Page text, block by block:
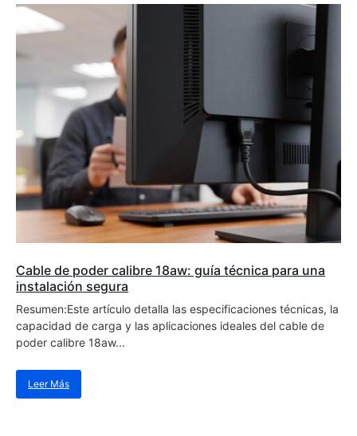
Cable de poder calibre 18aw: guía técnica para una
instalación segura
Resumen:Este artículo detalla las especificaciones técnicas, la
capacidad de carga y las aplicaciones ideales del cable de
poder calibre 18aw...
Leer Más